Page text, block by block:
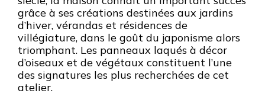
grâce à ses créations destinées aux jardins
d’hiver, vérandas et résidences de
villégiature, dans le goût du japonisme alors
triomphant. Les panneaux laqués à décor
d’oiseaux et de végétaux constituent l’une
des signatures les plus recherchées de cet
atelier.